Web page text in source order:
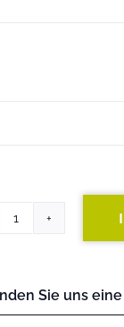
x3550
Sie uns